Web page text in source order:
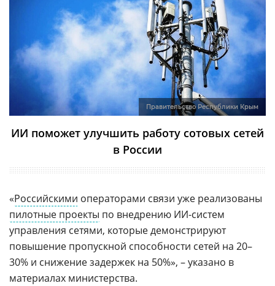
Правительство Республики Крым
ИИ поможет улучшить работу сотовых сетей
в России
«Российскими операторами связи уже реализованы
пилотные проекты по внедрению ИИ-систем
управления сетями, которые демонстрируют
повышение пропускной способности сетей на 20–
30% и снижение задержек на 50%», – указано в
материалах министерства.